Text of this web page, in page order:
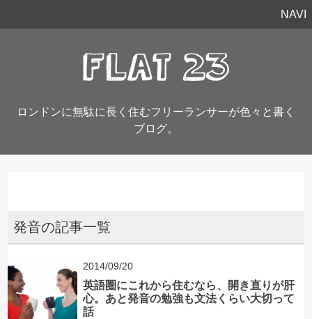
NAVI
ロンドンに無駄に長く住むフリーランサーが色々と書く
ブログ。
発音の記事一覧
2014/09/20
英語圏にこれから住むなら、開き直りが肝
心。あと発音の勉強も文法くらい大切って
話